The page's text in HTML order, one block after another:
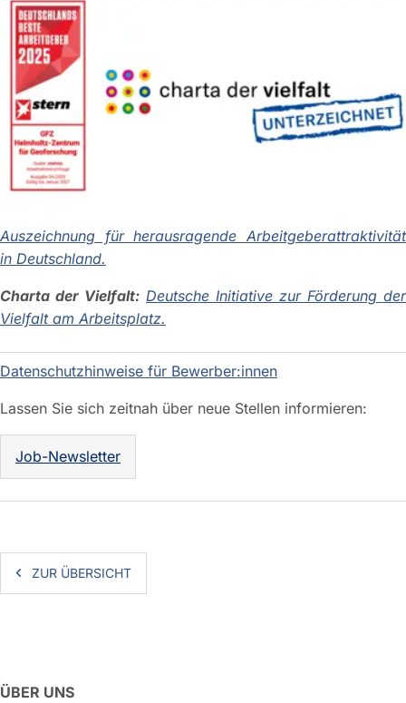
Auszeichnung für herausragende Arbeitgeberattraktivität
in Deutschland.
Charta der Vielfalt: Deutsche Initiative zur Förderung der
Vielfalt am Arbeitsplatz.
Datenschutzhinweise für Bewerber:innen
Lassen Sie sich zeitnah über neue Stellen informieren:
Job-Newsletter
ZUR ÜBERSICHT
ÜBER UNS